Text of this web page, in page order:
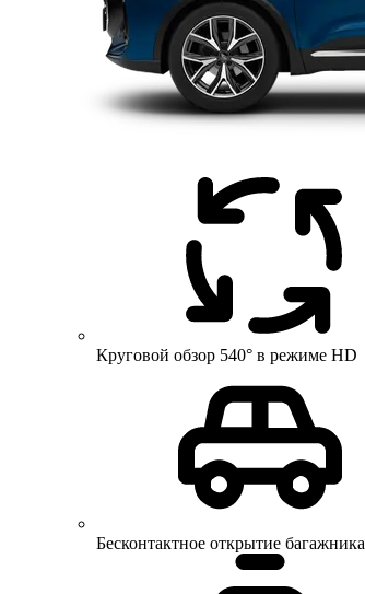
Круговой обзор 540° в режиме HD
Бесконтактное открытие багажника